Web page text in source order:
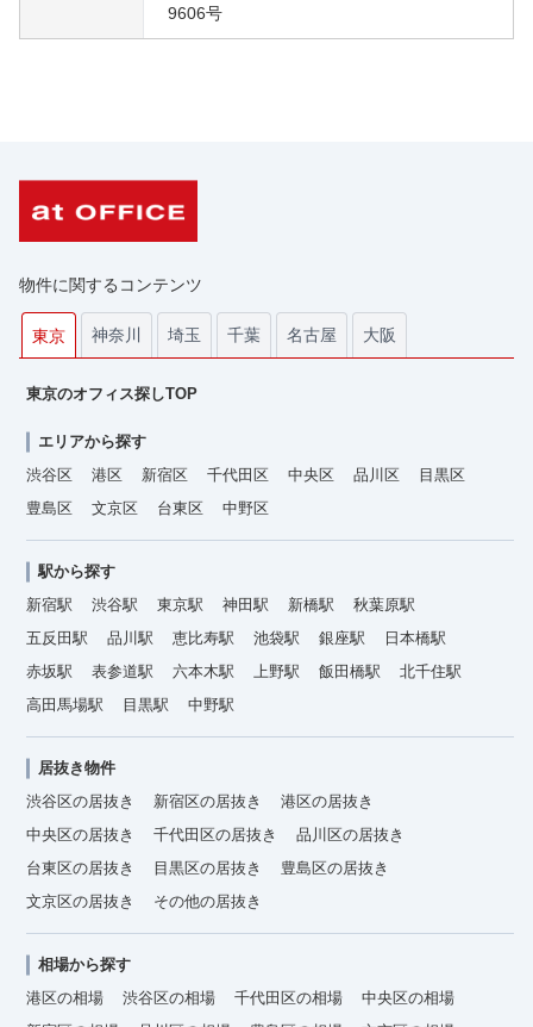
9606号
物件に関するコンテンツ
東京 神奈川 埼玉 千葉 名古屋 大阪
東京のオフィス探しTOP
エリアから探す
渋谷区
港区 新宿区 千代田区 中央区 品川区
目黒区
豊島区
文京区 台東区 中野区
駅から探す
新宿駅
渋谷駅 東京駅 神田駅 新橋駅
秋葉原駅
五反田駅
品川駅 恵比寿駅 池袋駅 銀座駅
日本橋駅
赤坂駅
表参道駅 六本木駅 上野駅 飯田橋駅
北千住駅
高田馬場駅
目黒駅 中野駅
居抜き物件
渋谷区の居抜き
新宿区の居抜き
港区の居抜き
中央区の居抜き
千代田区の居抜き
品川区の居抜き
台東区の居抜き
目黒区の居抜き
豊島区の居抜き
文京区の居抜き
その他の居抜き
相場から探す
港区の相場
渋谷区の相場 千代田区の相場
中央区の相場